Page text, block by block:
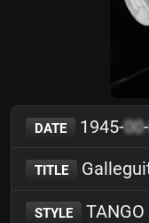
DATE 1945-00-
TITLE
STYLE TANGO